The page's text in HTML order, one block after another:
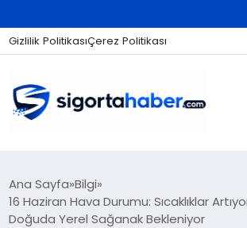
Gizlilik PolitikasıÇerez Politikası
SIGORTA
Ana Sayfa Bilgi
16 Haziran Hava Durumu: Sıcaklıklar
Doğuda Yerel Sağanak Bekleniyor